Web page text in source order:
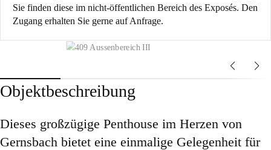
Sie finden diese im nicht-öffentlichen Bereich des Exposés. Den
Zugang erhalten Sie gerne auf Anfrage.
Objektbeschreibung
Dieses großzügige Penthouse im Herzen von
Gernsbach bietet eine einmalige Gelegenheit für